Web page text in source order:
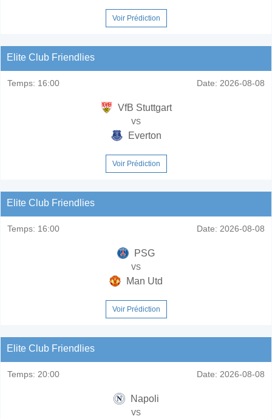
Voir Prédiction
Elite Club Friendlies
Temps: 16:00 Date: 2026-08-08
VfB Stuttgart
vs
Everton
Voir Prédiction
Elite Club Friendlies
Temps: 16:00 Date: 2026-08-08
PSG
vs
Man Utd
Voir Prédiction
Elite Club Friendlies
Temps: 20:00 Date: 2026-08-08
Napoli
vs